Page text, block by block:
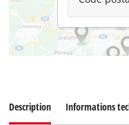
Description Informations